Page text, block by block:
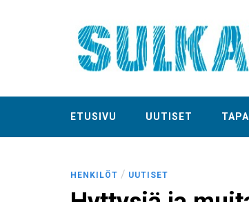
ETUSIVU UUTISET
HENKILÖT / UUTISET